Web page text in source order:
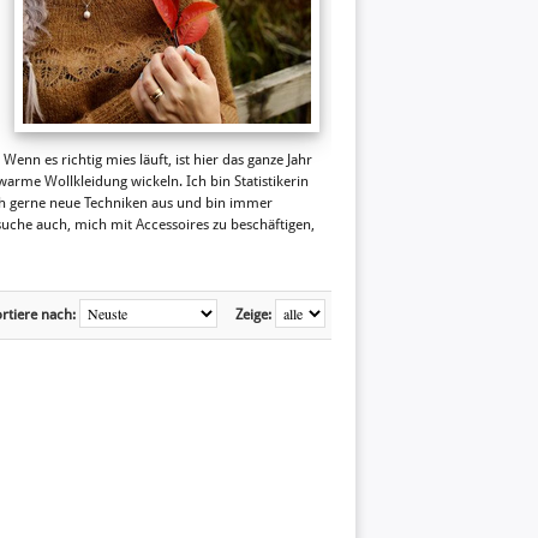
es richtig mies läuft, ist hier das ganze Jahr
Wollkleidung wickeln. Ich bin Statistikerin
neue Techniken aus und bin immer
auch, mich mit Accessoires zu beschäftigen,
Zeige:
nach: